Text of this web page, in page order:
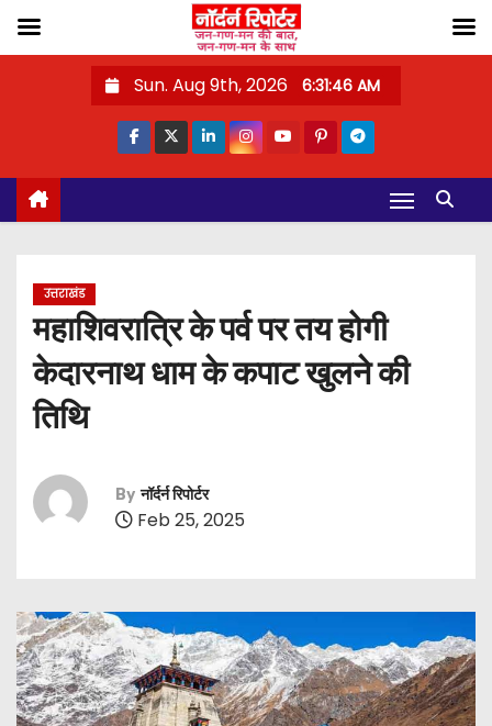
o
Sun. Aug 9th, 2026 6:31:47 AM
उत्तराखंड
महाशिवरात्रि के पर्व पर तय होगी
केदारनाथ धाम के कपाट खुलने की
तिथि
By नॉर्दर्न रिपोर्टर
Feb 25, 2025